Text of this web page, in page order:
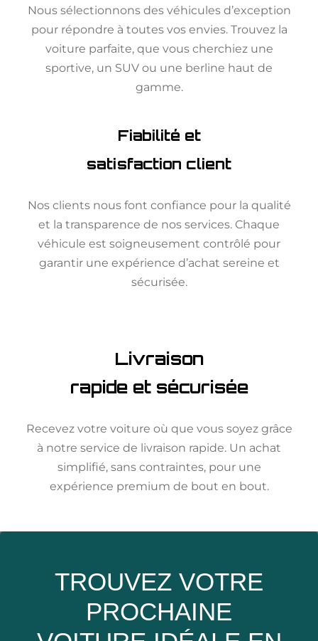
Nous sélectionnons des véhicules d’exception
pour répondre à toutes vos envies. Trouvez la
voiture parfaite, que vous cherchiez une
sportive, un SUV ou une berline haut de
gamme.
Fiabilité et
satisfaction client
Nos clients nous font confiance pour la qualité
et la transparence de nos services. Chaque
véhicule est soigneusement contrôlé pour
garantir une expérience d’achat sereine et
sécurisée.
Livraison
rapide et sécurisée
Recevez votre voiture où que vous soyez grâce
à notre service de livraison rapide. Un achat
simplifié, sans contraintes, pour une
expérience premium de bout en bout.
TROUVEZ VOTRE
PROCHAINE